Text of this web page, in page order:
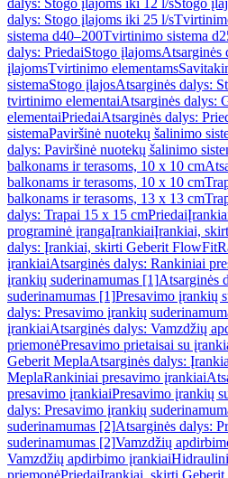
dalys: Stogo įlajoms iki 12 l/sStogo
dalys: Stogo įlajoms iki 25 l/s
sistema d40–200Tvirtinimo sistema
dalys: PriedaiStogo įlajomsAtsarginės
įlajomsTvirtinimo elementams
sistemaStogo įlajosAtsarginės dalys:
tvirtinimo elementaiAtsarginės dalys:
elementaiPriedaiAtsarginės dalys:
sistemaPaviršinė nuotekų šalinimo
dalys: Paviršinė nuotekų šalinimo
balkonams ir terasoms, 10 x 10 cm
balkonams ir terasoms, 10 x 10 cm
balkonams ir terasoms, 13 x 13 cm
dalys: Trapai 15 x 15 cmPriedai
programinė įrangaĮrankiaiĮrankiai,
dalys: Įrankiai, skirti Geberit FlowFit
įrankiaiAtsarginės dalys: Rankiniai
įrankių suderinamumas [1]Atsarginės
suderinamumas [1]Presavimo įrankių
dalys: Presavimo įrankių
įrankiaiAtsarginės dalys: Vamzdžių
priemonėPresavimo prietaisai su
Geberit MeplaAtsarginės dalys:
MeplaRankiniai presavimo įrankiai
presavimo įrankiaiPresavimo įrankių
dalys: Presavimo įrankių
suderinamumas [2]Atsarginės dalys:
suderinamumas [2]Vamzdžių
Vamzdžių apdirbimo įrankiai
priemonėPriedaiĮrankiai, skirti Geberit